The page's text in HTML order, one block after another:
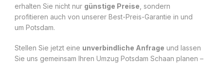
erhalten Sie nicht nur günstige Preise , sondern
profitieren auch von unserer Best-Preis-Garantie in und
um Potsdam.
Stellen Sie jetzt eine unverbindliche Anfrage und lassen
Sie uns gemeinsam Ihren Umzug Potsdam Schaan planen –